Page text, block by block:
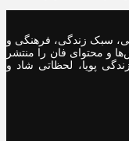
سرگرمی، سبک زندگی، فرهنگی و
و محتوای فان را منتشر
پویا، لحظاتی شاد و